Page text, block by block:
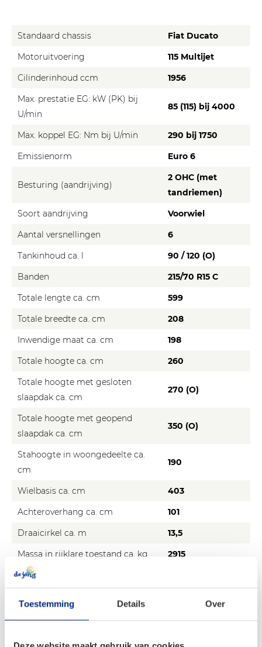
Toestemming Details Over
Deze website maakt gebruik van cookies
Standaard chassis
Fiat Ducato
Motoruitvoering
115 Multijet
Cilinderinhoud ccm
1956
Max. prestatie EG: kW (PK) bij
U/min
85 (115) bij 4000
Max. koppel EG: Nm bij U/min
290 bij 1750
Emissienorm
Euro 6
Besturing (aandrijving)
2 OHC (met
tandriemen)
Soort aandrijving
Voorwiel
Aantal versnellingen
6
Tankinhoud ca. l
90 / 120 (O)
Banden
215/70 R15 C
Totale lengte ca. cm
599
Totale breedte ca. cm
208
Inwendige maat ca. cm
198
Totale hoogte ca. cm
260
Totale hoogte met gesloten
slaapdak ca. cm
270 (O)
Totale hoogte met geopend
slaapdak ca. cm
350 (O)
Stahoogte in woongedeelte ca.
cm
190
Wielbasis ca. cm
403
Achteroverhang ca. cm
101
Draaicirkel ca. m
13,5
Massa in rijklare toestand ca. kg
2915
Standaard technisch toegestane
Optioneel technisch toegestane